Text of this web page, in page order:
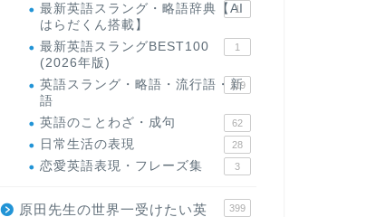
最新英語スラング・略語辞典【AI
はらだくん搭載】
1
最新英語スラングBEST100
(2026年版)
1
英語スラング・略語・流行語・新
語
119
英語のことわざ・成句 62
日常生活の表現 28
恋愛英語表現・フレーズ集 3
原田先生の世界一受けたい英
399